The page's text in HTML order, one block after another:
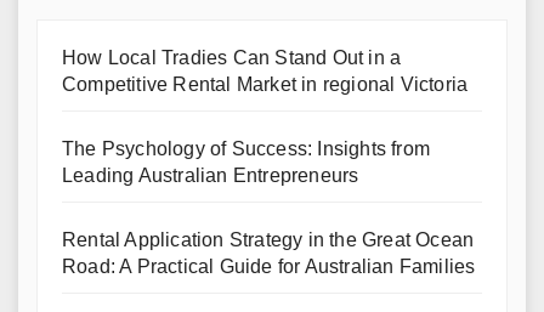
How Local Tradies Can Stand Out in a
Competitive Rental Market in regional Victoria
The Psychology of Success: Insights from
Leading Australian Entrepreneurs
Rental Application Strategy in the Great Ocean
Road: A Practical Guide for Australian Families